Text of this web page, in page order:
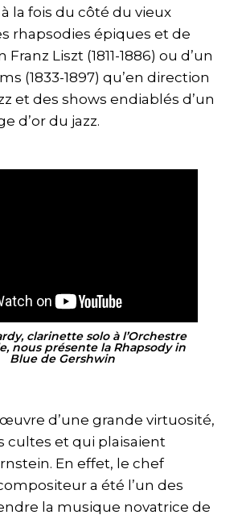
la fois du côté du vieux
rhapsodies épiques et de
Liszt (1811-1886) ou d’un
(1833-1897) qu’en direction
et des shows endiablés d’un
d’or du jazz.
clarinette solo à l’Orchestre
nous présente la Rhapsody in
Blue de Gershwin
d’une grande virtuosité,
cultes et qui plaisaient
En effet, le chef
a été l’un des
la musique novatrice de